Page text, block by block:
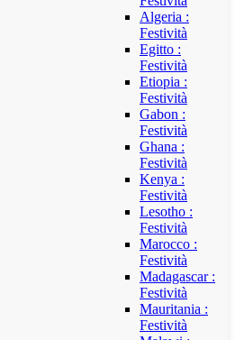
Algeria :
Festività
Egitto :
Festività
Etiopia :
Festività
Gabon :
Festività
Ghana :
Festività
Kenya :
Festività
Lesotho :
Festività
Marocco :
Festività
Madagascar :
Festività
Mauritania :
Festività